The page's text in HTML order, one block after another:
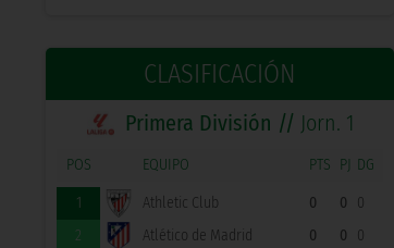
CLASIFICACIÓN
Primera División // Jorn. 1
POS EQUIPO PTS PJ DG
1 Athletic Club 0 0
0
2
Atlético de Madrid 0 0
0